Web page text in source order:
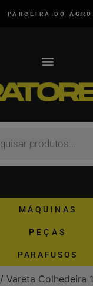
PARCEIRA DO
MÁQUINAS
PEÇAS
PARAFUSOS
/ Vareta Colhedeira